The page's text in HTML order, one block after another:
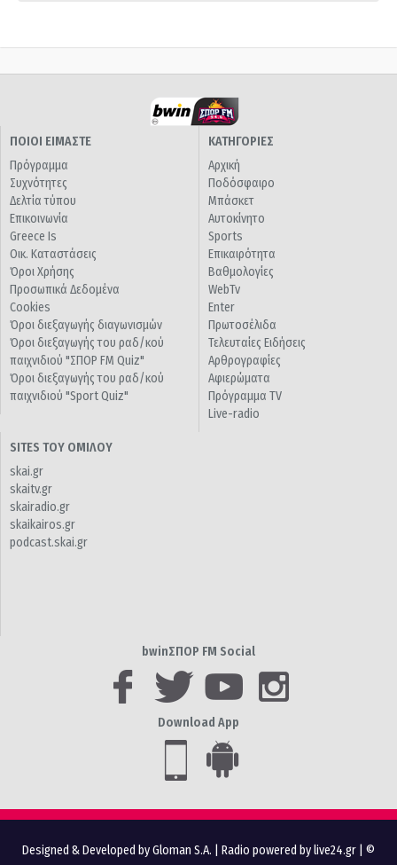
ΠΟΙΟΙ ΕΙΜΑΣΤΕ
Πρόγραμμα
Συχνότητες
Δελτία τύπου
Επικοινωνία
Greece Is
Οικ. Καταστάσεις
Όροι Χρήσης
Προσωπικά Δεδομένα
Cookies
Όροι διεξαγωγής διαγωνισμών
Όροι διεξαγωγής του ραδ/κού
παιχνιδιού "ΣΠΟΡ FM Quiz"
Όροι διεξαγωγής του ραδ/κού
παιχνιδιού "Sport Quiz"
ΚΑΤΗΓΟΡΙΕΣ
Αρχική
Ποδόσφαιρο
Μπάσκετ
Αυτοκίνητο
Sports
Επικαιρότητα
Βαθμολογίες
WebTv
Enter
Πρωτοσέλιδα
Τελευταίες Ειδήσεις
Αρθρογραφίες
Αφιερώματα
Πρόγραμμα TV
Live-radio
SITES ΤΟΥ ΟΜΙΛΟΥ
skai.gr
skaitv.gr
skairadio.gr
skaikairos.gr
podcast.skai.gr
bwinΣΠΟΡ FM Social
Download App
Designed & Developed by Gloman S.A. Radio powered by live24.gr | ©